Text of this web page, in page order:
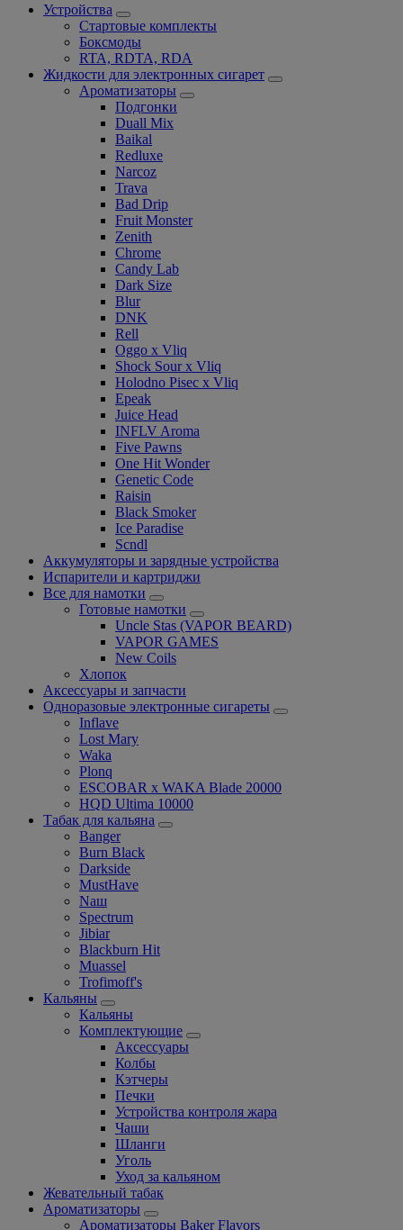
Устройства
Стартовые комплекты
Боксмоды
RTA, RDTA, RDA
Жидкости для электронных сигарет
Ароматизаторы
Подгонки
Duall Mix
Baikal
Redluxe
Narcoz
Trava
Bad Drip
Fruit Monster
Zenith
Chrome
Candy Lab
Dark Size
Blur
DNK
Rell
Oggo x Vliq
Shock Sour x Vliq
Holodno Pisec x Vliq
Epeak
Juice Head
INFLV Aroma
Five Pawns
One Hit Wonder
Genetic Code
Raisin
Black Smoker
Ice Paradise
Scndl
Аккумуляторы и зарядные устройства
Испарители и картриджи
Все для намотки
Готовые намотки
Uncle Stas (VAPOR BEARD)
VAPOR GAMES
New Coils
Хлопок
Аксессуары и запчасти
Одноразовые электронные сигареты
Inflave
Lost Mary
Waka
Plonq
ESCOBAR x WAKA Blade 20000
HQD Ultima 10000
Табак для кальяна
Banger
Burn Black
Darkside
MustHave
Nаш
Spectrum
Jibiar
Blackburn Hit
Muassel
Trofimoff's
Кальяны
Кальяны
Комплектующие
Аксессуары
Колбы
Кэтчеры
Печки
Устройства контроля жара
Чаши
Шланги
Уголь
Уход за кальяном
Жевательный табак
Ароматизаторы
Ароматизаторы Baker Flavors